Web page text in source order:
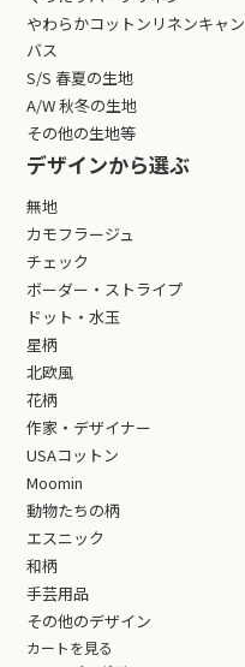
やわらかコットンリネンキャン
バス
S/S 春夏の生地
A/W 秋冬の生地
その他の生地等
デザインから選ぶ
無地
カモフラージュ
チェック
ボーダー・ストライプ
ドット・水玉
星柄
北欧風
花柄
作家・デザイナー
USAコットン
Moomin
動物たちの柄
エスニック
和柄
手芸用品
その他のデザイン
カートを見る